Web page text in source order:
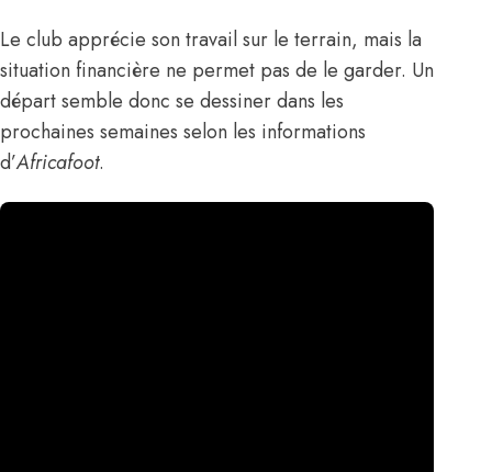
Le club apprécie son travail sur le terrain, mais la
situation financière ne permet pas de le garder. Un
départ semble donc se dessiner dans les
prochaines semaines selon les informations
d’Africafoot.